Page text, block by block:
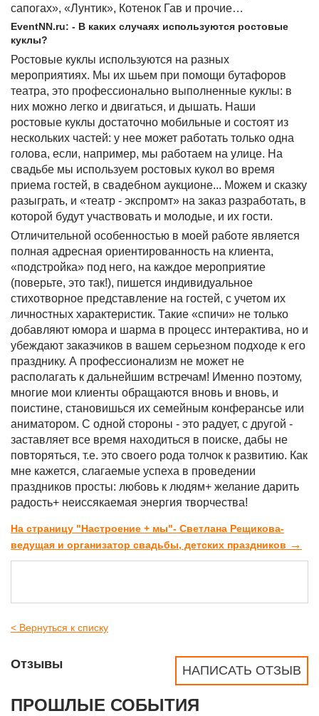
сапогах», «Лунтик», Котенок Гав и прочие…
EventNN.ru: - В каких случаях используются ростовые
куклы?
Ростовые куклы используются на разных
мероприятиях. Мы их шьем при помощи бутафоров
театра, это профессионально выполненные куклы: в
них можно легко и двигаться, и дышать. Наши
ростовые куклы достаточно мобильные и состоят из
нескольких частей: у нее может работать только одна
голова, если, например, мы работаем на улице. На
свадьбе мы используем ростовых кукол во время
приема гостей, в свадебном аукционе... Можем и сказку
разыграть, и «театр - экспромт» на заказ разработать, в
которой будут участвовать и молодые, и их гости.
Отличительной особенностью в моей работе является
полная адресная ориентированность на клиента,
«подстройка» под него, на каждое мероприятие
(поверьте, это так!), пишется индивидуальное
стихотворное представление на гостей, с учетом их
личностных характеристик. Такие «спичи» не только
добавляют юмора и шарма в процесс интерактива, но и
убеждают заказчиков в вашем серьезном подходе к его
празднику. А профессионализм не может не
располагать к дальнейшим встречам! Именно поэтому,
многие мои клиенты обращаются вновь и вновь, и
поистине, становишься их семейным конферансье или
аниматором. С одной стороны - это радует, с другой -
заставляет все время находиться в поиске, дабы не
повторяться, т.е. это своего рода толчок к развитию. Как
мне кажется, слагаемые успеха в проведении
праздников просты: любовь к людям+ желание дарить
радость+ неиссякаемая энергия творчества!
На страницу "Настроение + мы"- Светлана Рещикова-
ведущая и организатор свадьбы, детских праздников →
< Вернуться к списку
НАПИСАТЬ ОТЗЫВ
Отзывы
ПРОШЛЫЕ СОБЫТИЯ